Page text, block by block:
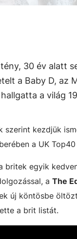
30 év alatt
a Baby D, az
a világ
kezdjük
a UK
britek egyik
a The
új köntösbe
a brit listát.